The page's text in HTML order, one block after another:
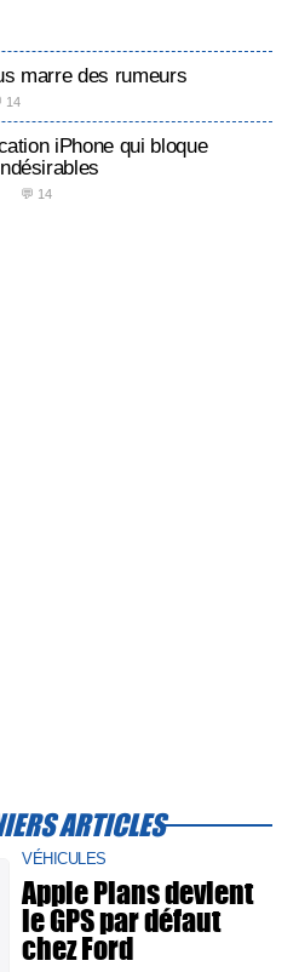
marre des rumeurs
14
iPhone qui bloque
💬 14
ARTICLES
VÉHICULES
Apple Plans devient
le GPS par défaut
chez Ford